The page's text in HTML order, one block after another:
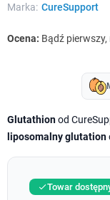
Marka: CureSupport
Ocena: Bądź
Glutathionod
liposomalny glutation
Towar